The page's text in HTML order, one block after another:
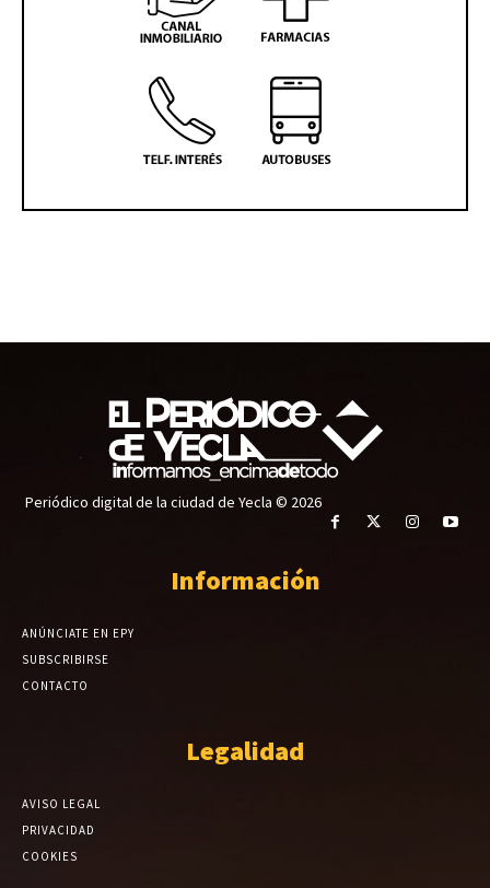
Periódico digital de la ciudad de Yecla © 2026
Información
ANÚNCIATE EN EPY
SUBSCRIBIRSE
CONTACTO
Legalidad
AVISO LEGAL
PRIVACIDAD
COOKIES